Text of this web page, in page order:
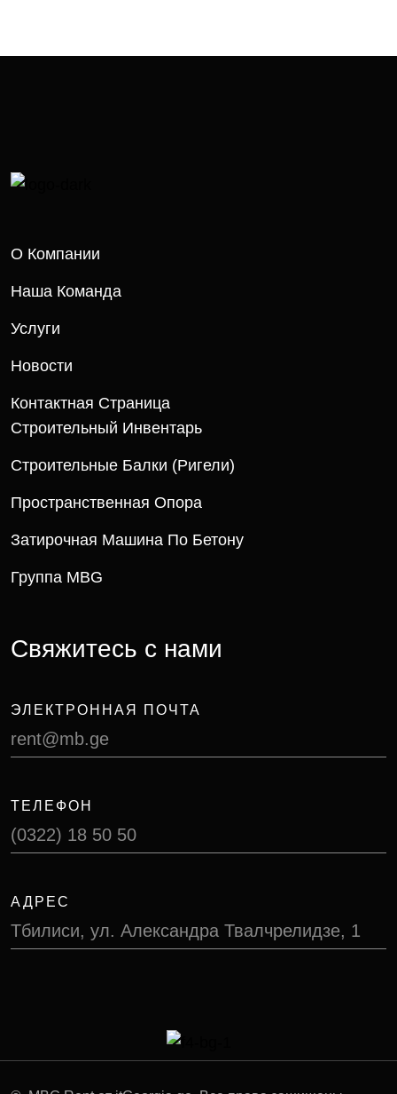
О Компании
Наша Команда
Услуги
Новости
Контактная Страница
Строительный Инвентарь
Строительные Балки (ригели)
Пространственная Опора
Затирочная Машина По Бетону
Группа MBG
Свяжитесь с нами
ЭЛЕКТРОННАЯ ПОЧТА
rent@mb.ge
ТЕЛЕФОН
(0322) 18 50 50
АДРЕС
Тбилиси, ул. Александра Твалчрелидзе, 1